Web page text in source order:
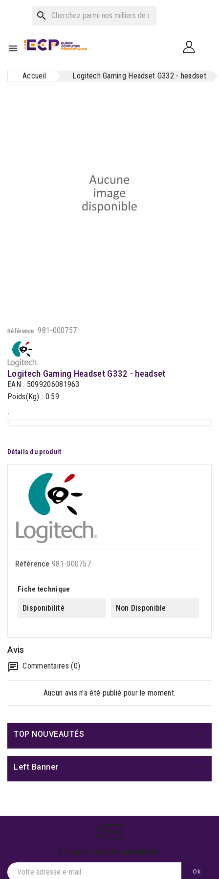
search

Accueil Logitech Gaming Headset G332 - headset
Référence: 981-000757
Logitech Gaming Headset G332 - headset
EAN : 5099206081963
Poids(Kg) : 0.59
-
Détails du produit
Référence 981-000757
Fiche technique
Disponibilité Non Disponible
Avis
Commentaires (0)
Aucun avis n'a été publié pour le moment.
TOP NOUVEAUTÉS 
Left Banner 
S'abonner à notre newsletter